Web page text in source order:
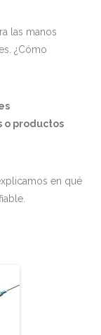
las manos
¿Cómo
o productos
en qué